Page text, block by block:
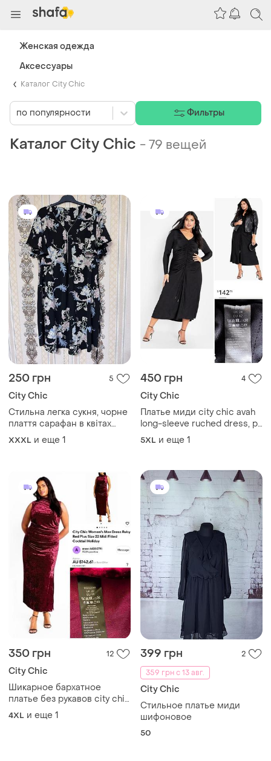
Каталог City Chic
Каталог City Chic -79 вещей
250 грн 5
City Chic
Стильна легка сукня, чорне
плаття сарафан в квітах
батал з пояском
XXXL и еще 1
450 грн 4
City Chic
Платье миди city chic avah
long-sleeve ruched dress, p.
24
5XL и еще 1
350 грн 12
City Chic
Шикарное бархатное
платье без рукавов city chic
mae plus size sleeveless
crushed velvet dress, p. 22
4XL и еще 1
399 грн
2
359 грн с 13 авг.
City Chic
Стильное платье миди
шифоновое
50
по популярности Фильтры
Женская одежда
Аксессуары